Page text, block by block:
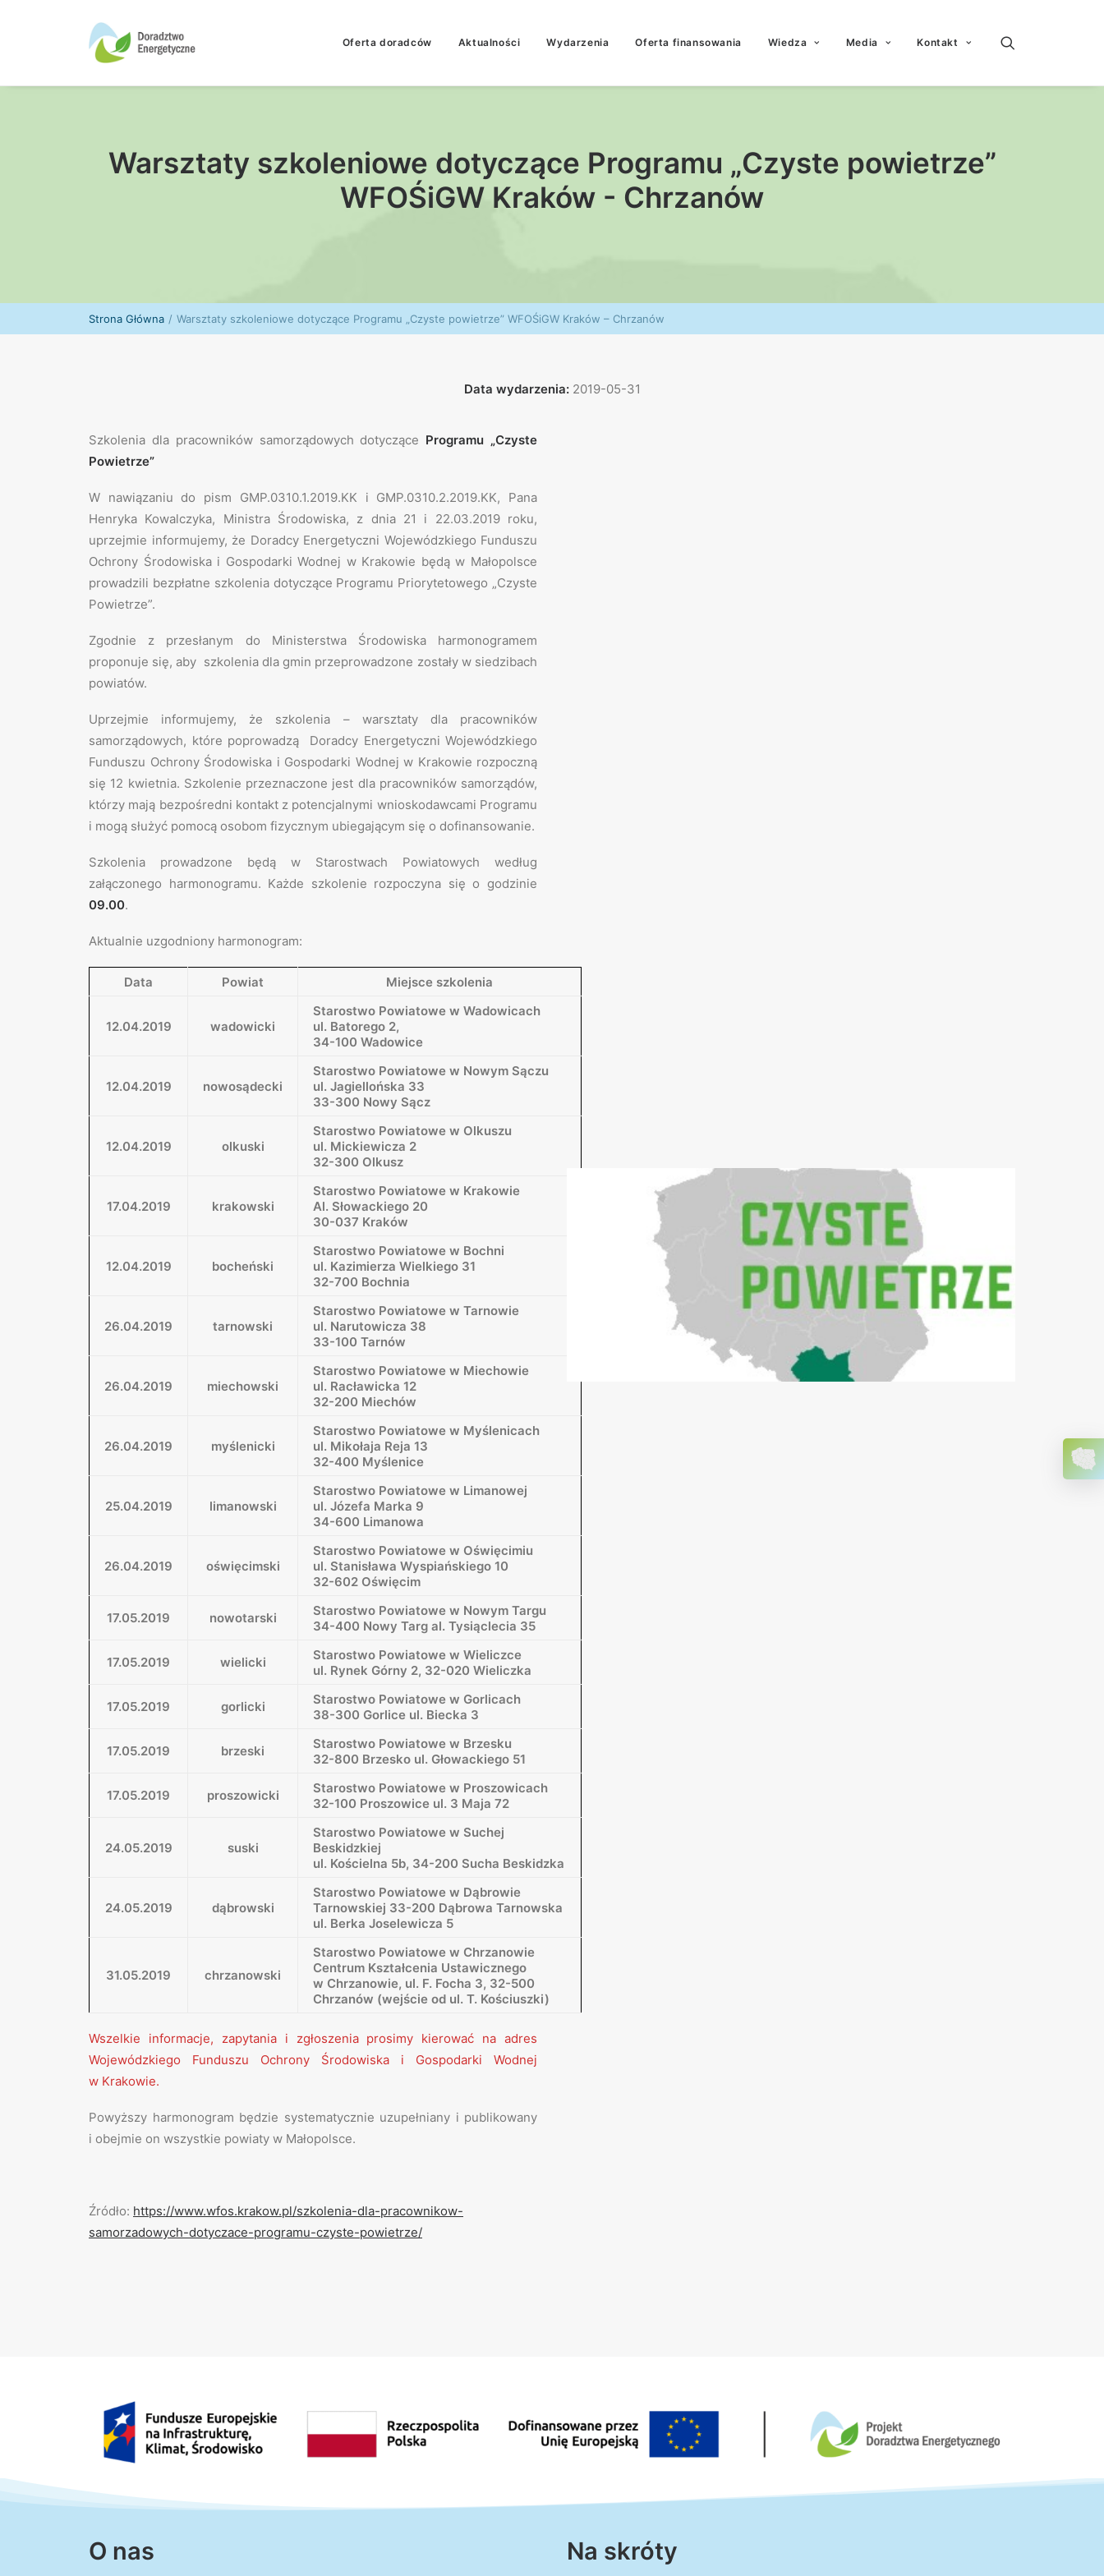
Oferta doradców Aktualności Wydarzenia Oferta finansowania Wiedza Media Kontakt
Warsztaty szkoleniowe dotyczące Programu „Czyste powietrze”
WFOŚiGW Kraków - Chrzanów
Strona Główna Warsztaty szkoleniowe dotyczące Programu „Czyste powietrze” WFOŚiGW Kraków – Chrzanów
Data wydarzenia:2019-05-31
Szkolenia dla pracowników samorządowych dotyczące Programu „Czyste
Powietrze”
W nawiązaniu do pism GMP.0310.1.2019.KK i GMP.0310.2.2019.KK, Pana
Henryka Kowalczyka, Ministra Środowiska, z dnia 21 i 22.03.2019 roku,
uprzejmie informujemy, że Doradcy Energetyczni Wojewódzkiego Funduszu
Ochrony Środowiska i Gospodarki Wodnej w Krakowie będą w Małopolsce
prowadzili bezpłatne szkolenia dotyczące Programu Priorytetowego „Czyste
Powietrze”.
Zgodnie z przesłanym do Ministerstwa Środowiska harmonogramem
proponuje się, aby szkolenia dla gmin przeprowadzone zostały w siedzibach
powiatów.
Uprzejmie informujemy, że szkolenia – warsztaty dla pracowników
samorządowych, które poprowadzą Doradcy Energetyczni Wojewódzkiego
Funduszu Ochrony Środowiska i Gospodarki Wodnej w Krakowie rozpoczną
się 12 kwietnia. Szkolenie przeznaczone jest dla pracowników samorządów,
którzy mają bezpośredni kontakt z potencjalnymi wnioskodawcami Programu
i mogą służyć pomocą osobom fizycznym ubiegającym się o dofinansowanie.
Szkolenia prowadzone będą w Starostwach Powiatowych według
załączonego harmonogramu. Każde szkolenie rozpoczyna się o godzinie
09.00.
Aktualnie uzgodniony harmonogram:
Data Powiat Miejsce szkolenia
12.04.2019 wadowicki
Starostwo Powiatowe w Wadowicach
ul. Batorego 2,
34-100 Wadowice
12.04.2019 nowosądecki
Starostwo Powiatowe w Nowym Sączu
ul. Jagiellońska 33
33-300 Nowy Sącz
12.04.2019 olkuski
Starostwo Powiatowe w Olkuszu
ul. Mickiewicza 2
32-300 Olkusz
17.04.2019 krakowski
Starostwo Powiatowe w Krakowie
Al. Słowackiego 20
30-037 Kraków
12.04.2019 bocheński
Starostwo Powiatowe w Bochni
ul. Kazimierza Wielkiego 31
32-700 Bochnia
26.04.2019 tarnowski
Starostwo Powiatowe w Tarnowie
ul. Narutowicza 38
33-100 Tarnów
26.04.2019 miechowski
Starostwo Powiatowe w Miechowie
ul. Racławicka 12
32-200 Miechów
26.04.2019 myślenicki
Starostwo Powiatowe w Myślenicach
ul. Mikołaja Reja 13
32-400 Myślenice
25.04.2019 limanowski
Starostwo Powiatowe w Limanowej
ul. Józefa Marka 9
34-600 Limanowa
26.04.2019 oświęcimski
Starostwo Powiatowe w Oświęcimiu
ul. Stanisława Wyspiańskiego 10
32-602 Oświęcim
17.05.2019 nowotarski
Starostwo Powiatowe w Nowym Targu
34-400 Nowy Targ al. Tysiąclecia 35
17.05.2019 wielicki
Starostwo Powiatowe w Wieliczce
ul. Rynek Górny 2, 32-020 Wieliczka
17.05.2019 gorlicki
Starostwo Powiatowe w Gorlicach
38-300 Gorlice ul. Biecka 3
17.05.2019 brzeski
Starostwo Powiatowe w Brzesku
32-800 Brzesko ul. Głowackiego 51
17.05.2019 proszowicki
Starostwo Powiatowe w Proszowicach
32-100 Proszowice ul. 3 Maja 72
24.05.2019 suski
Starostwo Powiatowe w Suchej
Beskidzkiej
ul. Kościelna 5b, 34-200 Sucha Beskidzka
24.05.2019 dąbrowski
Starostwo Powiatowe w Dąbrowie
Tarnowskiej 33-200 Dąbrowa Tarnowska
ul. Berka Joselewicza 5
31.05.2019 chrzanowski
Starostwo Powiatowe w Chrzanowie
Centrum Kształcenia Ustawicznego
w Chrzanowie, ul. F. Focha 3, 32-500
Chrzanów (wejście od ul. T. Kościuszki)
Wszelkie informacje, zapytania i zgłoszenia prosimy kierować na adres
Wojewódzkiego Funduszu Ochrony Środowiska i Gospodarki Wodnej
w Krakowie.
Powyższy harmonogram będzie systematycznie uzupełniany i publikowany
i obejmie on wszystkie powiaty w Małopolsce.
Źródło: https://www.wfos.krakow.pl/szkolenia-dla-pracownikow-
samorzadowych-dotyczace-programu-czyste-powietrze/
O nas Na skróty